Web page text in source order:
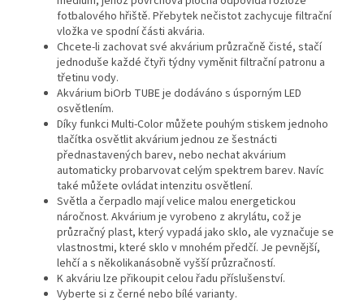
fotbalového hřiště. Přebytek nečistot zachycuje filtrační
vložka ve spodní části akvária.
Chcete-li zachovat své akvárium průzračně čisté, stačí
jednoduše každé čtyři týdny vyměnit filtrační patronu a
třetinu vody.
Akvárium biOrb TUBE je dodáváno s úsporným LED
osvětlením.
Díky funkci Multi-Color můžete pouhým stiskem jednoho
tlačítka osvětlit akvárium jednou ze šestnácti
přednastavených barev, nebo nechat akvárium
automaticky probarvovat celým spektrem barev. Navíc
také můžete ovládat intenzitu osvětlení.
Světla a čerpadlo mají velice malou energetickou
náročnost. Akvárium je vyrobeno z akrylátu, což je
průzračný plast, který vypadá jako sklo, ale vyznačuje se
vlastnostmi, které sklo v mnohém předčí. Je pevnější,
lehčí a s několikanásobně vyšší průzračností.
K akváriu lze přikoupit celou řadu příslušenství.
Vyberte si z černé nebo bílé varianty.